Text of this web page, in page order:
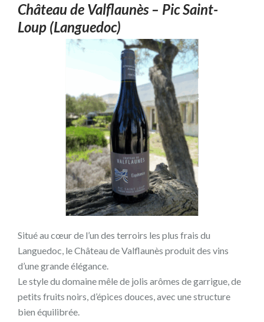
Château de Valflaunès – Pic Saint-
Loup (Languedoc)
Situé au cœur de l’un des terroirs les plus frais du
Languedoc, le Château de Valflaunès produit des vins
d’une grande élégance.
Le style du domaine mêle de jolis arômes de garrigue, de
petits fruits noirs, d’épices douces, avec une structure
bien équilibrée.